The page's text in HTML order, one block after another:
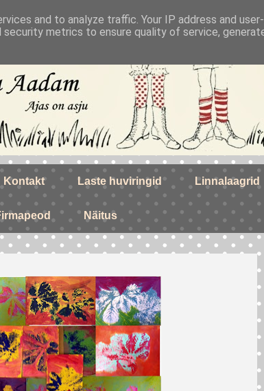
Kontakt Laste huviringid Linnalaagrid
Näitus
and to analyze traffic. Your IP address and
metrics to ensure quality of service,